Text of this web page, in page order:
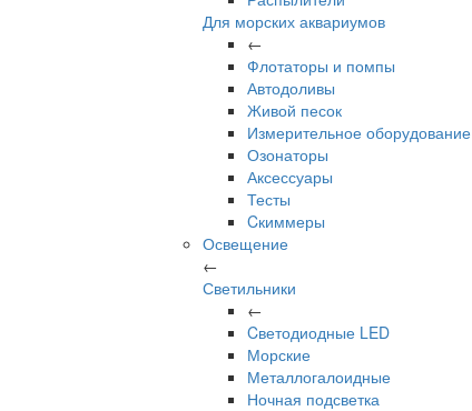
Для морских аквариумов
←
Флотаторы и помпы
Автодоливы
Живой песок
Измерительное оборудование
Озонаторы
Аксессуары
Тесты
Cкиммеры
Освещение
←
Светильники
←
Cветодиодные LED
Морские
Металлогалоидные
Ночная подсветка